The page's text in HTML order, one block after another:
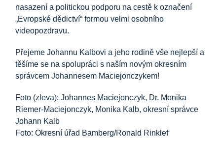
nasazení a politickou podporu na cestě k označení
„Evropské dědictví“ formou velmi osobního
videopozdravu.
Přejeme Johannu Kalbovi a jeho rodině vše nejlepší a
těšíme se na spolupráci s naším novým okresním
správcem Johannesem Maciejonczykem!
Foto (zleva): Johannes Maciejonczyk, Dr. Monika
Riemer-Maciejonczyk, Monika Kalb, okresní správce
Johann Kalb
Foto: Okresní úřad Bamberg/Ronald Rinklef